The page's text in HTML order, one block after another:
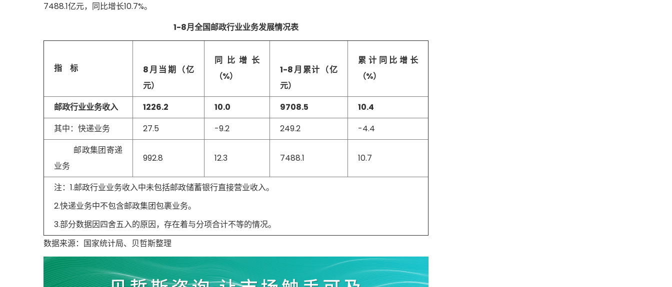
7488.1亿元，同比增长10.7%。
1-8月全国邮政行业业务发展情况表
指 标
8月当期（亿
元）
同比增长
（%）
1-8月累计（亿
元）
累计同比增长
（%）
邮政行业业务收入 1226.2 10.0 9708.5
10.4
其中：快递业务
27.5 -9.2 249.2
-4.4
邮政集团寄递
业务
992.8 12.3 7488.1 10.7
注：1.邮政行业业务收入中未包括邮政储蓄银行直接营业收入。
2.快递业务中不包含邮政集团包裹业务。
3.部分数据因四舍五入的原因，存在着与分项合计不等的情况。
数据来源：国家统计局、贝哲斯整理